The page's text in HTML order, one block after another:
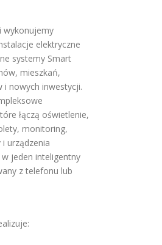
wykonujemy
elektryczne
systemy Smart
mieszkań,
i nowych inwestycji.
łączą oświetlenie,
monitoring,
urządzenia
jeden inteligentny
z telefonu lub